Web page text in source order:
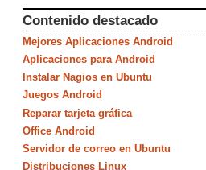
Contenido destacado
Mejores Aplicaciones Android
Aplicaciones para Android
Instalar Nagios en Ubuntu
Juegos Android
Reparar tarjeta gráfica
Office Android
Servidor de correo en Ubuntu
Distribuciones Linux